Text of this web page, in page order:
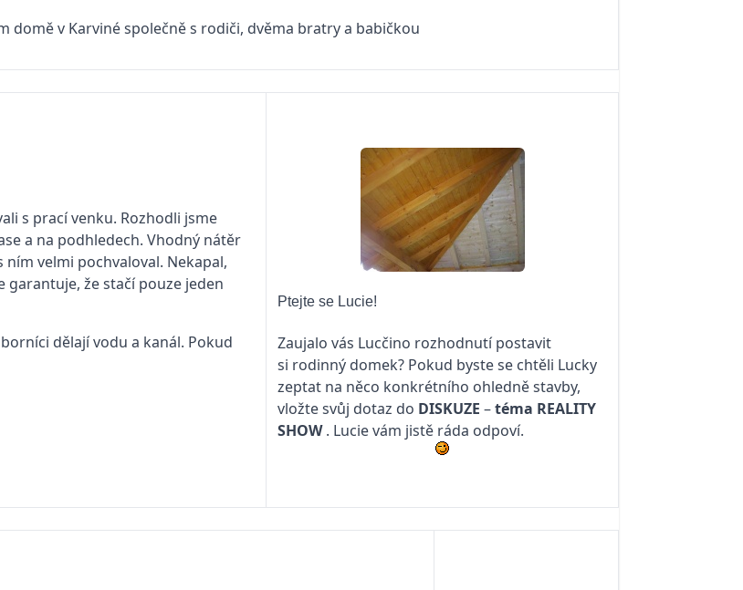
domě v Karviné společně s rodiči, dvěma bratry a babičkou
s prací venku. Rozhodli jsme
a na podhledech. Vhodný nátěr
velmi pochvaloval. Nekapal,
garantuje, že stačí pouze jeden
dělají vodu a kanál. Pokud
Ptejte se Lucie!
Zaujalo vás Lucčino rozhodnutí postavit
si rodinný domek? Pokud byste se chtěli Lucky
zeptat na něco konkrétního ohledně stavby,
vložte svůj dotaz do DISKUZE –téma REALITY
SHOW. Lucie vám jistě ráda odpoví.